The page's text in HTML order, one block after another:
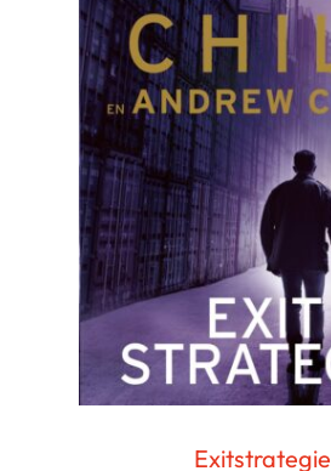
Exitstrategie